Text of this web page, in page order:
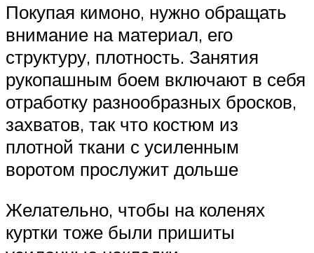
Покупая кимоно, нужно обращать
внимание на материал, его
структуру, плотность. Занятия
рукопашным боем включают в себя
отработку разнообразных бросков,
захватов, так что костюм из
плотной ткани с усиленным
воротом прослужит дольше
Желательно, чтобы на коленях
куртки тоже были пришиты